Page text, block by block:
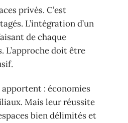
privés. C’est
L’intégration d’un
de chaque
L’approche doit être
: économies
Mais leur réussite
bien délimités et